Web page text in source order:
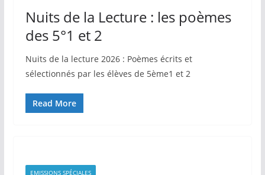
Nuits de la Lecture : les poèmes
des 5°1 et 2
Nuits de la lecture 2026 : Poèmes écrits et
sélectionnés par les élèves de 5ème1 et 2
Read More
EMISSIONS SPÉCIALES